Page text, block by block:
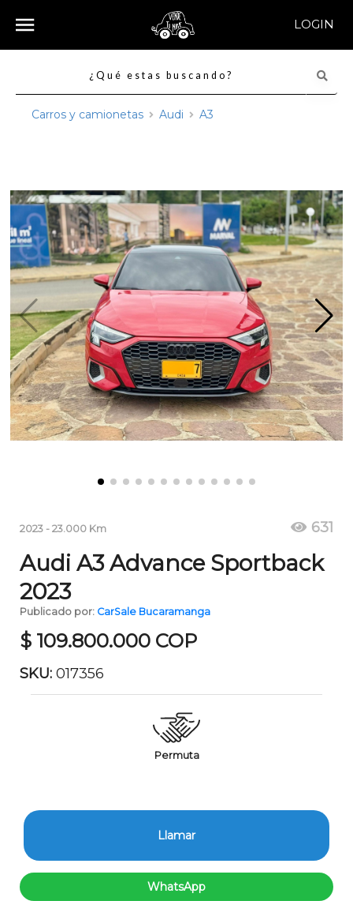
LOGIN
Carros y camionetas Audi A3
2023 -23.000 Km 631
Audi A3 Advance Sportback
2023
Publicado por: CarSale Bucaramanga
$ 109.800.000 COP
SKU: 017356
Permuta
Llamar
WhatsApp